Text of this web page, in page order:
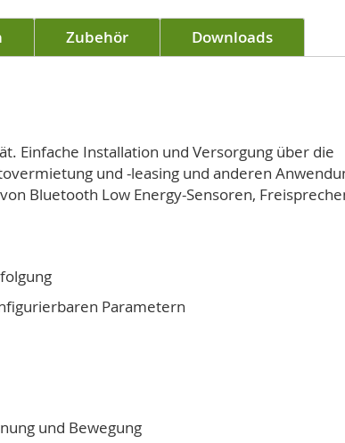
Zubehör Downloads
Einfache Installation und Versorgung über die
und -leasing und anderen
Bluetooth Low Energy-Sensoren,
Parametern
und Bewegung